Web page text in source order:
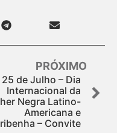
PRÓXIMO
25 de Julho – Dia
Internacional da
Negra Latino-
Americana e
– Convite